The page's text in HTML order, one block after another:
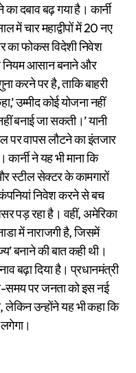
दबाव बढ़ गया है। कार्नी
में चार महाद्वीपों में 20 नए
का फोकस विदेशी निवेश
नियम आसान बनाने और
करने पर है, ताकि बाहरी
उम्मीद कोई योजना नहीं
बनाई जा सकती।’ यानी
पर वापस लौटने का इंतजार
ने यह भी माना कि
स्टील सेक्टर के कामगारों
निवेश करने से बच
पड़ रहा है। वहीं, अमेरिका
में नाराजगी है, जिसमें
बनाने की बात कही थी।
बढ़ा दिया है। प्रधानमंत्री
समय पर जनता को इस नई
लेकिन उन्होंने यह भी कहा कि